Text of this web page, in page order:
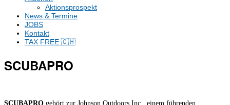
Aktionsprospekt
News & Termine
JOBS
Kontakt
TAX FREE 🇨🇭
SCUBAPRO
SCUBAPRO gehört zur Johnson Outdoors Inc., einem führenden